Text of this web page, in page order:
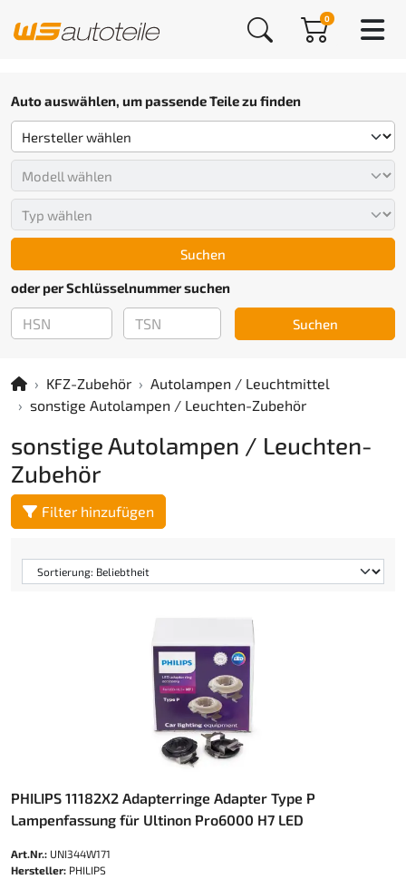
0
Auto auswählen, um passende Teile zu finden
Suchen
oder per Schlüsselnummer suchen
Suchen
KFZ-Zubehör
Autolampen / Leuchtmittel
sonstige Autolampen / Leuchten-Zubehör
sonstige Autolampen / Leuchten-
Zubehör
Filter hinzufügen
PHILIPS 11182X2 Adapterringe Adapter Type P
Lampenfassung für Ultinon Pro6000 H7 LED
Art.Nr.: UNI344W171
Hersteller: PHILIPS